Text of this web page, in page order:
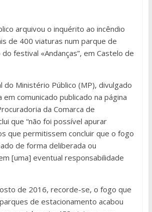
arquivou o inquérito ao incêndio
de 400 viaturas num parque de
festival «Andanças”, em Castelo de
do Ministério Público (MP), divulgado
comunicado publicado na página
da Comarca de
que “não foi possível apurar
que permitissem concluir que o fogo
de forma deliberada ou
[uma] eventual responsabilidade
de 2016, recorde-se, o fogo que
de estacionamento acabou